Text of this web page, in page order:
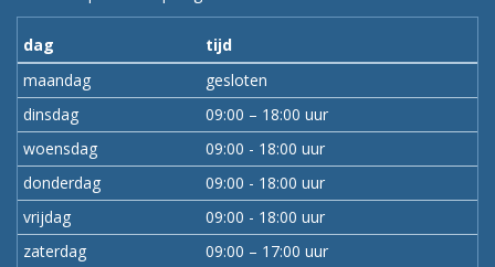
dag
tijd
maandag
gesloten
dinsdag
09:00 – 18:00 uur
woensdag
09:00 - 18:00 uur
donderdag
09:00 - 18:00 uur
vrijdag
09:00 - 18:00 uur
zaterdag
09:00 – 17:00 uur